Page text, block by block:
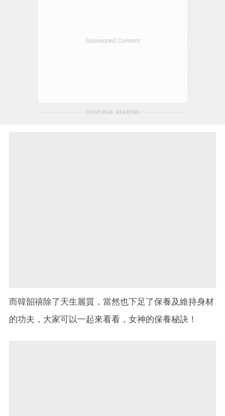
Sponsored Content
CONTINUE READING
而韓韶禧除了天生麗質，當然也下足了保養及維持身材
的功夫，大家可以一起來看看，女神的保養秘訣！